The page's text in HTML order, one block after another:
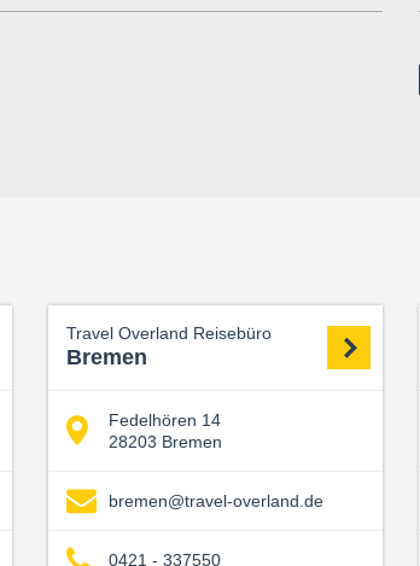
Travel Overland Reisebüro
Bremen
Fedelhören 14
28203 Bremen
bremen@travel-overland.de
0421 - 337550